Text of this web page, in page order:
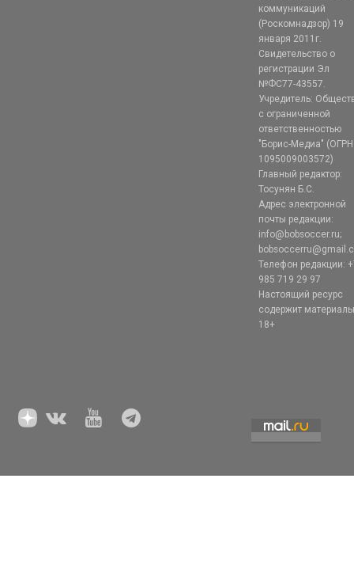
коммуникаций
(Роскомнадзор) 19
января 2011г.
Свидетельство о
регистрации Эл
№ФС77-43557.
Учредитель:
с ограниченной
ответственностью
"Борис-Медиа" (ОГРН
1095009003572)
Главный редактор:
Тосунян Б.С.
Адрес электронной
почты редакции:
info@bobsoccer.ru;
Телефон редакции:
985 719 29 97
Настоящий ресурс
содержит
18+